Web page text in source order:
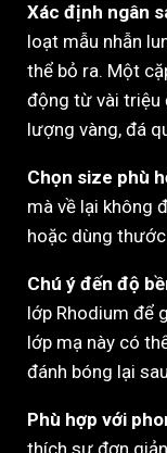
Xác định ngân
loạt mẫu nhẫn
thể bỏ ra. Một
động từ vài triệu
lượng vàng, đá
Chọn size phù
mà về lại không
hoặc dùng
Chú ý đến độ
lớp Rhodium để
lớp mạ này có
đánh bóng lại
Phù hợp với
thích sự đơn